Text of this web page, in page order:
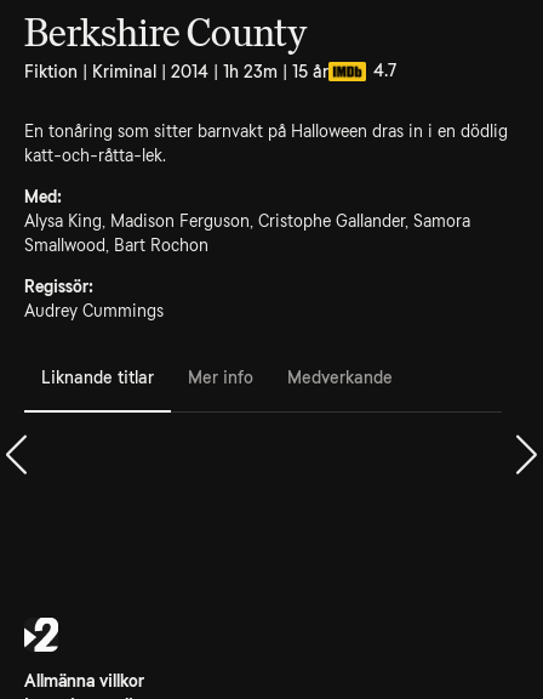
Berkshire County
Fiktion | Kriminal | 2014 | 1h 23m | 15 år 4.7
En tonåring som sitter barnvakt på Halloween dras in i en dödlig
katt-och-råtta-lek.
Med:
Alysa King, Madison Ferguson, Cristophe Gallander, Samora
Smallwood, Bart Rochon
Regissör:
Audrey Cummings
Liknande titlar Mer info Medverkande
Allmänna villkor